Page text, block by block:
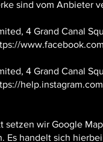
sind vom Anbieter
4 Grand Canal
4 Grand Canal
setzen wir Google
Es handelt sich